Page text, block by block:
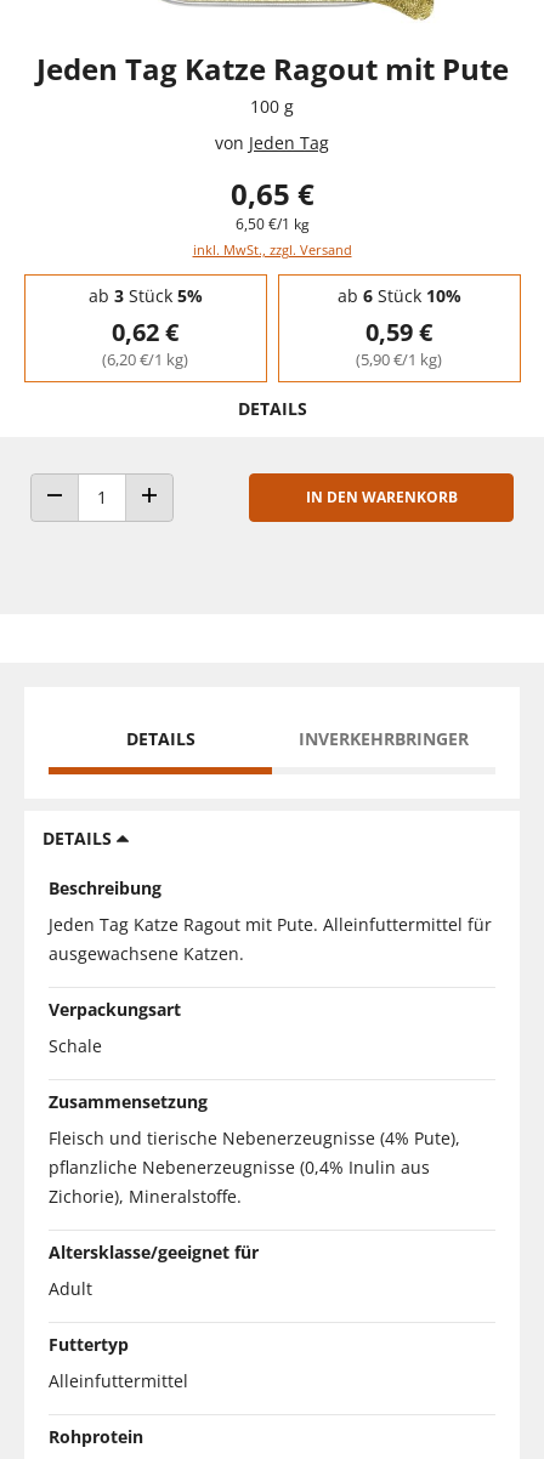
Jeden Tag Katze Ragout mit Pute
100 g
von Jeden Tag
0,65 €
6,50 €/1 kg
inkl. MwSt., zzgl. Versand
Staffelpreise - Mengenrabatt
ab 3Stück 5%
0,62 €
(6,20 €/1 kg)
ab 6Stück 10%
0,59 €
(5,90 €/1 kg)
DETAILS
ANZAHL VERRINGERNANZAHL ERHÖHEN
IN DEN WARENKORB
DETAILS INVERKEHRBRINGER
DETAILS
Beschreibung
Jeden Tag Katze Ragout mit Pute. Alleinfuttermittel für
ausgewachsene Katzen.
Verpackungsart
Schale
Zusammensetzung
Fleisch und tierische Nebenerzeugnisse (4% Pute),
pflanzliche Nebenerzeugnisse (0,4% Inulin aus
Zichorie), Mineralstoffe.
Altersklasse/geeignet für
Adult
Futtertyp
Alleinfuttermittel
Rohprotein